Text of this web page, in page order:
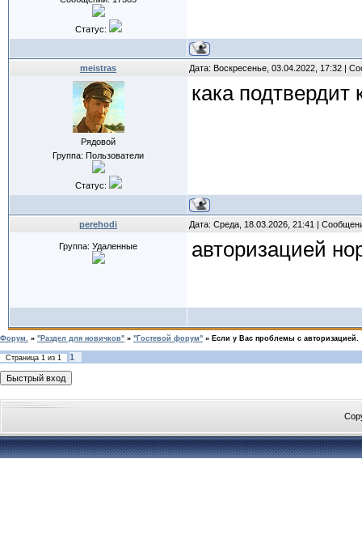
Статус:
meistras Дата: Воскресенье, 03.04.2022, 17:32 |
Рядовой
Группа: Пользователи
Статус:
кака подтвердит
perehodi Дата: Среда, 18.03.2026, 21:41 |
Группа: Удаленные авторизацией
Форум. » "Раздел для новичков" » "Гостевой форум" » Если у Вас проблемы с авторизацией.
Страница 1 из 1 1